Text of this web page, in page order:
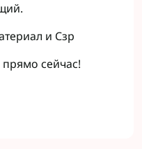
и Сзр
сейчас!